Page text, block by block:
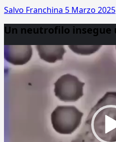
Salvo Franchina 5 Marzo 2025
Un neutrofilo
Player